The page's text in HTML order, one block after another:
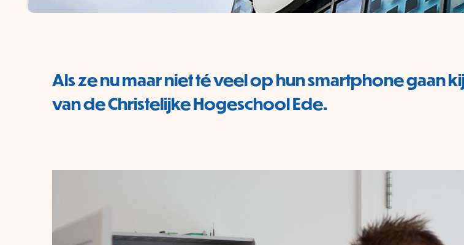
Als ze nu maar niet té veel op hun smartphone
van de Christelijke Hogeschool Ede.